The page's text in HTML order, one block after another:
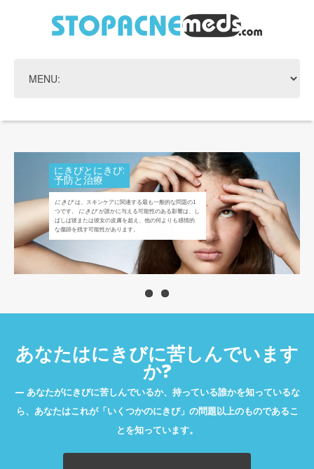
あなたはにきびに苦しんでいます
か?
あなたがにきびに苦しんでいるか、持っている誰かを知っているな
ら、あなたはこれが「いくつかのにきび」の問題以上のものであるこ
とを知っています。